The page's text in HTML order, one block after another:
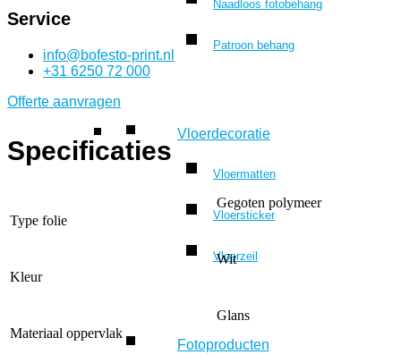
Naadloos fotobehang
Patroon behang
Vloerdecoratie
Vloermatten
Vloersticker
Vloerzeil
Fotoproducten
Service
info@bofesto-print.nl
+31 6250 72 000
Offerte aanvragen
Specificaties
Type folie
Gegoten polymeer
Kleur
Wit
Materiaal oppervlak
Glans